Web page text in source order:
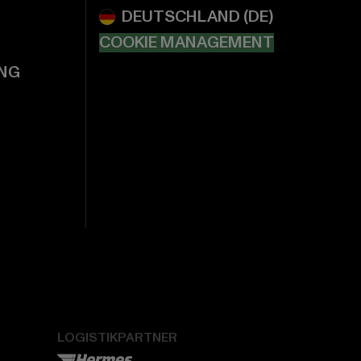
COOKIE MANAGEMENT
LOGISTIKPARTNER